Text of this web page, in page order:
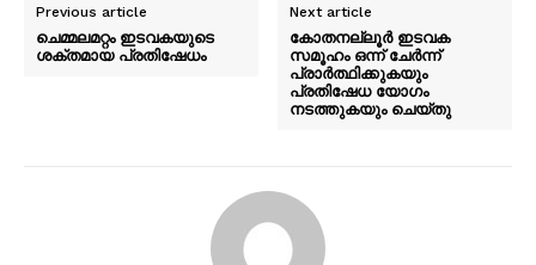
Previous article
ചെമ്മലമറ്റം ഇടവകയുടെ
ശക്തമായ പ്രതിഷേധം
Next article
കോതനല്ലൂർ ഇടവക
സമൂഹം ഒന്ന് ചേർന്ന്
പ്രാർത്ഥിക്കുകയും
പ്രതിഷേധ യോഗം
നടത്തുകയും ചെയ്തു